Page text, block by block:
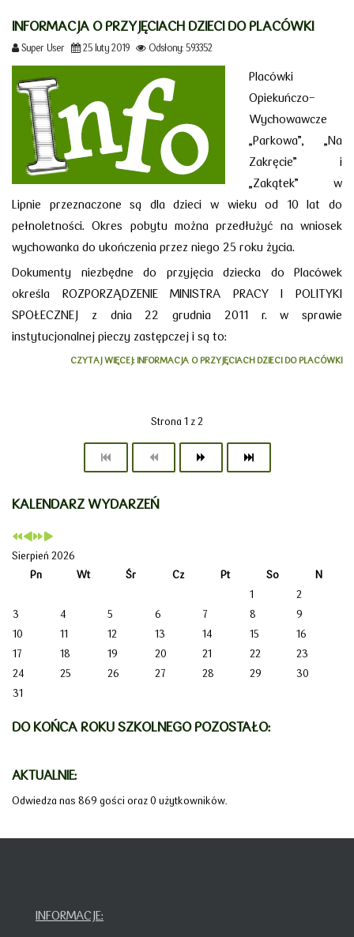
INFORMACJA O PRZYJĘCIACH DZIECI DO PLACÓWKI
Super User 25 luty 2019 Odsłony: 593352
Placówki
Opiekuńczo-
Wychowawcze
„Parkowa”, „Na
Zakręcie” i
„Zakątek” w
Lipnie przeznaczone są dla dzieci w wieku od 10 lat do
pełnoletności. Okres pobytu można przedłużyć na wniosek
wychowanka do ukończenia przez niego 25 roku życia.
Dokumenty niezbędne do przyjęcia dziecka do Placówek
określa ROZPORZĄDZENIE MINISTRA PRACY I POLITYKI
SPOŁECZNEJ z dnia 22 grudnia 2011 r. w sprawie
instytucjonalnej pieczy zastępczej i są to:
CZYTAJ WIĘCEJ: INFORMACJA O PRZYJĘCIACH DZIECI DO PLACÓWKI
Strona 1 z 2
KALENDARZ WYDARZEŃ
Sierpień 2026
Pn
Wt Śr Cz Pt So
N
1
2
3
4 5 6 7 8
9
10
11 12 13 14 15
16
17
18 19 20 21 22
23
24
25 26 27 28 29
30
31
DO KOŃCA ROKU SZKOLNEGO POZOSTAŁO:
AKTUALNIE:
Odwiedza nas 869 gości oraz 0 użytkowników.
INFORMACJE: